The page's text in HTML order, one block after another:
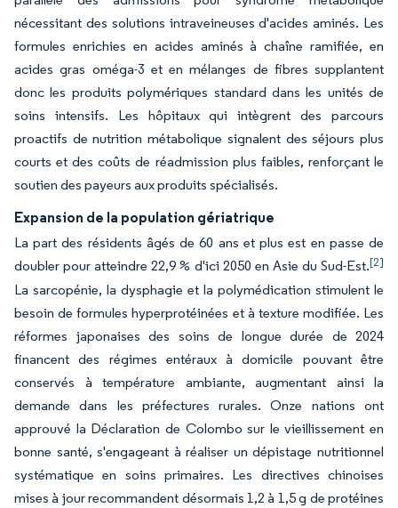
nécessitant des solutions intraveineuses d'acides aminés. Les
formules enrichies en acides aminés à chaîne ramifiée, en
acides gras oméga-3 et en mélanges de fibres supplantent
donc les produits polymériques standard dans les unités de
soins intensifs. Les hôpitaux qui intègrent des parcours
proactifs de nutrition métabolique signalent des séjours plus
courts et des coûts de réadmission plus faibles, renforçant le
soutien des payeurs aux produits spécialisés.
Expansion de la population gériatrique
La part des résidents âgés de 60 ans et plus est en passe de
doubler pour atteindre 22,9 % d'ici 2050 en Asie du Sud-Est.[2]
La sarcopénie, la dysphagie et la polymédication stimulent le
besoin de formules hyperprotéinées et à texture modifiée. Les
réformes japonaises des soins de longue durée de 2024
financent des régimes entéraux à domicile pouvant être
conservés à température ambiante, augmentant ainsi la
demande dans les préfectures rurales. Onze nations ont
approuvé la Déclaration de Colombo sur le vieillissement en
bonne santé, s'engageant à réaliser un dépistage nutritionnel
systématique en soins primaires. Les directives chinoises
mises à jour recommandent désormais 1,2 à 1,5 g de protéines